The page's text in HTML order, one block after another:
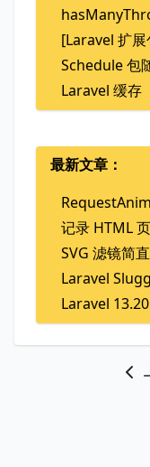
[Laravel 扩
Schedule 包
Laravel 缓存
最新文章：
记录 HTML
SVG 滤镜简
Laravel
Laravel